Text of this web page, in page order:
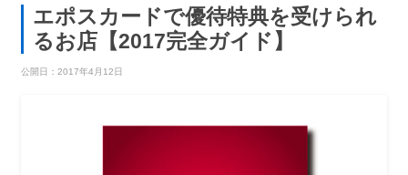
エポスカードで優待特典を受けられ
るお店【2017完全ガイド】
公開日： 2017年4月12日